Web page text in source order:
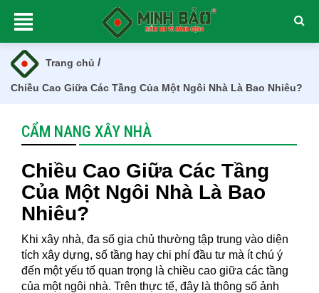
Trang chủ /
Chiều Cao Giữa Các Tầng Của Một Ngôi Nhà Là Bao Nhiêu?
CẨM NANG XÂY NHÀ
Chiều Cao Giữa Các Tầng
Của Một Ngôi Nhà Là Bao
Nhiêu?
Khi xây nhà, đa số gia chủ thường tập trung vào diện
tích xây dựng, số tầng hay chi phí đầu tư mà ít chú ý
đến một yếu tố quan trọng là chiều cao giữa các tầng
của một ngôi nhà. Trên thực tế, đây là thông số ảnh